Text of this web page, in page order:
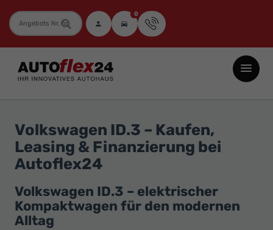
Fahrzeugnummer 0
Autoflex24
GmbH
Neuwagen
Jahreswagen
und
Gebrauchtwagen
zu
Top-
Volkswagen ID.3 – Kaufen,
Leasing & Finanzierung bei
Autoflex24
Volkswagen ID.3 – elektrischer
Kompaktwagen für den modernen
Alltag